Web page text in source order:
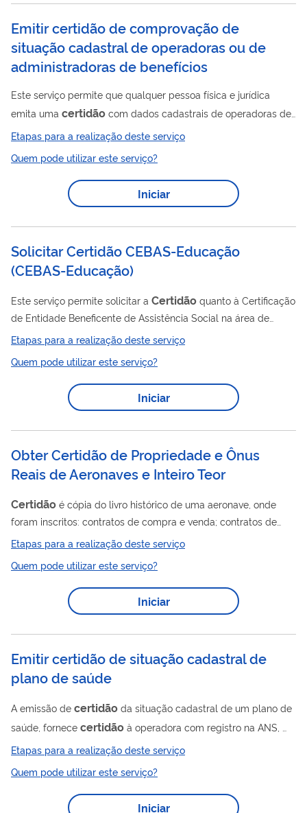
Emitir certidão de comprovação de
situação cadastral de operadoras ou de
administradoras de benefícios
Este serviço permite que qualquer pessoa física e jurídica
emita uma certidão com dados cadastrais de operadoras de
Endereço; Número de Registro na ANS; Modalidade;
Responsável (is) técnico (s); Data da autorização de
funcionamento; Situação cadastral e; Número de beneficiários
Etapas para a realização deste serviço
Quem pode utilizar este serviço?
Iniciar
Solicitar Certidão CEBAS-Educação
(CEBAS-Educação)
Este serviço permite solicitar a Certidão
de Entidade Beneficente de Assistência Social na área de
educação (CEBAS-Educação) de forma online e gratuita.
gratuito Disponível para qualquer cidadão
Etapas para a realização deste serviço
Quem pode utilizar este serviço?
Iniciar
Obter Certidão de Propriedade e Ônus
Reais de Aeronaves e Inteiro Teor
Certidão é cópia do livro histórico de uma aeronave, onde
foram inscritos: contratos de compra e venda; contratos de
uso; contratos de direitos reais; gravames e ônus pesando
sobre o bem; proprietários, anteriores e atuais; operadores;
seguro; comunicação de venda. Assim, para saber informações
sobre: quem (nome e CPF/CNPJ) é (ou foi) dono de uma
aeronave; quem é (ou foi) o operador de uma aeronave; qual
deverá solicitar uma...
Etapas para a realização deste serviço
Quem pode utilizar este serviço?
Iniciar
Emitir certidão de situação cadastral de
plano de saúde
A emissão de certidão da situação cadastral de um plano de
saúde, fornece certidão à operadora com registro na ANS,
que aponta a regularidade cadastral, assim como a situação
dos produtos registrados pela operadora no sistema de
Registro de Produtos ( RPS) e a situação de operação dos
produtos (ativo, ativo com comercialização suspensa ou
cancelado). É fornecida à operadora para uso em situações
Etapas para a realização deste serviço
Quem pode utilizar este serviço?
Iniciar